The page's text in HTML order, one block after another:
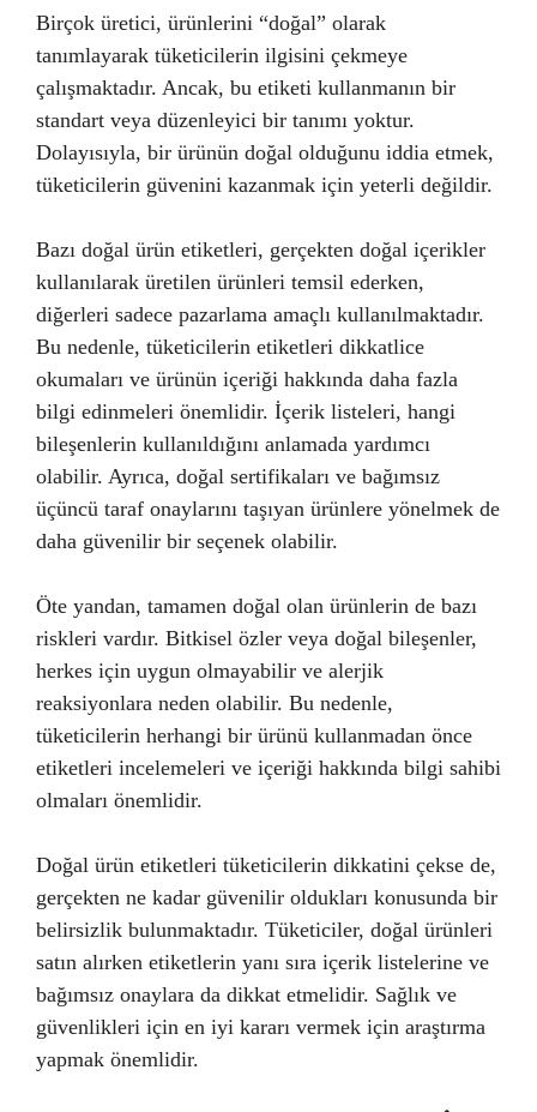
Birçok üretici, ürünlerini “doğal” olarak
tanımlayarak tüketicilerin ilgisini çekmeye
çalışmaktadır. Ancak, bu etiketi kullanmanın bir
standart veya düzenleyici bir tanımı yoktur.
Dolayısıyla, bir ürünün doğal olduğunu iddia etmek,
tüketicilerin güvenini kazanmak için yeterli değildir.
Bazı doğal ürün etiketleri, gerçekten doğal içerikler
kullanılarak üretilen ürünleri temsil ederken,
diğerleri sadece pazarlama amaçlı kullanılmaktadır.
Bu nedenle, tüketicilerin etiketleri dikkatlice
okumaları ve ürünün içeriği hakkında daha fazla
bilgi edinmeleri önemlidir. İçerik listeleri, hangi
bileşenlerin kullanıldığını anlamada yardımcı
olabilir. Ayrıca, doğal sertifikaları ve bağımsız
üçüncü taraf onaylarını taşıyan ürünlere yönelmek de
daha güvenilir bir seçenek olabilir.
Öte yandan, tamamen doğal olan ürünlerin de bazı
riskleri vardır. Bitkisel özler veya doğal bileşenler,
herkes için uygun olmayabilir ve alerjik
reaksiyonlara neden olabilir. Bu nedenle,
tüketicilerin herhangi bir ürünü kullanmadan önce
etiketleri incelemeleri ve içeriği hakkında bilgi sahibi
olmaları önemlidir.
Doğal ürün etiketleri tüketicilerin dikkatini çekse de,
gerçekten ne kadar güvenilir oldukları konusunda bir
belirsizlik bulunmaktadır. Tüketiciler, doğal ürünleri
satın alırken etiketlerin yanı sıra içerik listelerine ve
bağımsız onaylara da dikkat etmelidir. Sağlık ve
güvenlikleri için en iyi kararı vermek için araştırma
yapmak önemlidir.